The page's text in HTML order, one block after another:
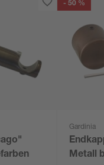
- 50 %
Gardinia
Metall